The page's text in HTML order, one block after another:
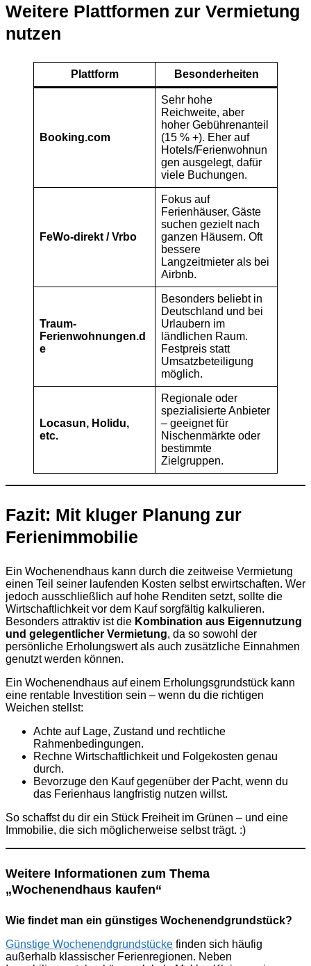
Weitere Plattformen zur Vermietung
nutzen
Plattform Besonderheiten
Booking.com
Sehr hohe
Reichweite, aber
hoher Gebührenanteil
(15 % +). Eher auf
Hotels/Ferienwohnun
gen ausgelegt, dafür
viele Buchungen.
FeWo-direkt / Vrbo
Fokus auf
Ferienhäuser, Gäste
suchen gezielt nach
ganzen Häusern. Oft
bessere
Langzeitmieter als bei
Airbnb.
Traum-
Ferienwohnungen.d
e
Besonders beliebt in
Deutschland und bei
Urlaubern im
ländlichen Raum.
Festpreis statt
Umsatzbeteiligung
möglich.
Locasun, Holidu,
etc.
Regionale oder
spezialisierte Anbieter
– geeignet für
Nischenmärkte oder
bestimmte
Zielgruppen.
Fazit: Mit kluger Planung zur
Ferienimmobilie
Ein Wochenendhaus kann durch die zeitweise Vermietung
einen Teil seiner laufenden Kosten selbst erwirtschaften. Wer
jedoch ausschließlich auf hohe Renditen setzt, sollte die
Wirtschaftlichkeit vor dem Kauf sorgfältig kalkulieren.
Besonders attraktiv ist die Kombination aus Eigennutzung
und gelegentlicher Vermietung, da so sowohl der
persönliche Erholungswert als auch zusätzliche Einnahmen
genutzt werden können.
Ein Wochenendhaus auf einem Erholungsgrundstück kann
eine rentable Investition sein – wenn du die richtigen
Weichen stellst:
Achte auf Lage, Zustand und rechtliche
Rahmenbedingungen.
Rechne Wirtschaftlichkeit und Folgekosten genau
durch.
Bevorzuge den Kauf gegenüber der Pacht, wenn du
das Ferienhaus langfristig nutzen willst.
So schaffst du dir ein Stück Freiheit im Grünen – und eine
Immobilie, die sich möglicherweise selbst trägt. :)
Weitere Informationen zum Thema
„Wochenendhaus kaufen“
Wie findet man ein günstiges Wochenendgrundstück?
Günstige Wochenendgrundstücke finden sich häufig
außerhalb klassischer Ferienregionen. Neben